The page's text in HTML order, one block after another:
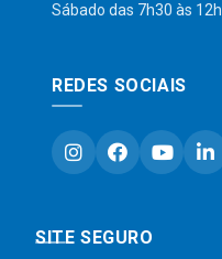
Sábado das 7h30 às 12h
REDES SOCIAIS
SITE SEGURO